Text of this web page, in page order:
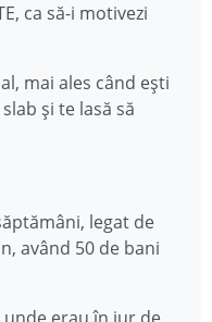
ca să-i motivezi
mai ales când ești
și te lasă să
legat de
având 50 de bani